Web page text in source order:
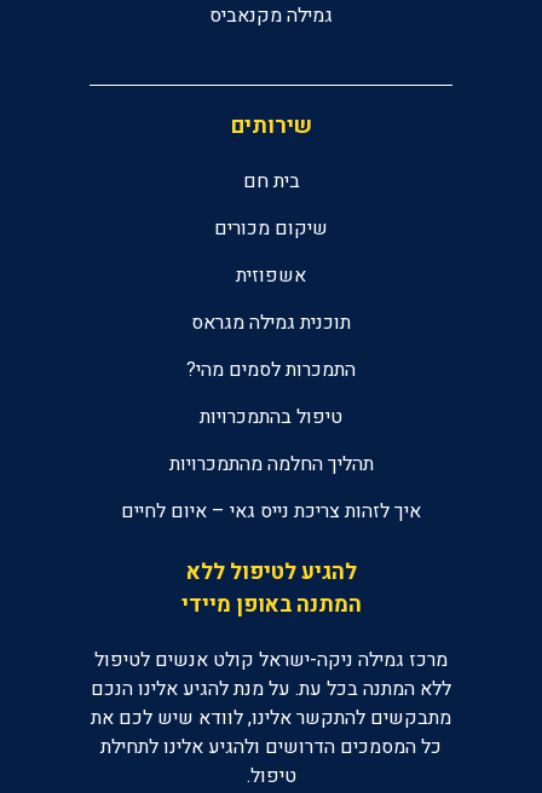
גמילה מקנאביס
שירותים
בית חם
שיקום מכורים
אשפוזית
תוכנית גמילה מגראס
התמכרות לסמים מהי?
טיפול בהתמכרויות
תהליך החלמה מהתמכרויות
איך לזהות צריכת נייס גאי – איום לחיים
להגיע לטיפול ללא
המתנה באופן מיידי
מרכז גמילה ניקה-ישראל קולט אנשים לטיפול
ללא המתנה בכל עת. על מנת להגיע אלינו הנכם
מתבקשים להתקשר אלינו, לוודא שיש לכם את
כל המסמכים הדרושים ולהגיע אלינו לתחילת
טיפול.